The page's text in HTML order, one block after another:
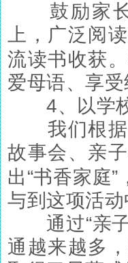
鼓励家长
上，广泛阅
流读书收获
爱母语、享受
4、以学校
我们根据
故事会、亲
出“书香家庭
与到这项活动
通过“亲子
通越来越多